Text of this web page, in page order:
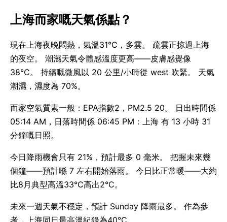
上海而家嘅天氣係點？
現在上海夜晚悶熱，氣溫31°C，多雲。 疏雲正掠過上海
的夜空。 潮濕天氣令體感溫度更高——皮膚感覺像
38°C。 持續嘅微風以 20 公里/小時從 west 吹緊。 天氣
潮濕，濕度為 70%。
而家空氣質素一般：EPA指數2，PM2.5 20。 日出時間係
05:14 AM，日落時間係 06:45 PM：上海 有 13 小時 31
分鐘嘅日照。
今日降雨機會只有 21%，預計最多 0 毫米。 把握未來幾
個鐘——預計喺 7 左右開始落雨。 今日比正常暖——大約
比8月典型高溫33°C高出2°C。
未來一週天氣不穩定，預計 Sunday 降雨最多。 作為參
考，上海同日最高溫紀錄為40°C。